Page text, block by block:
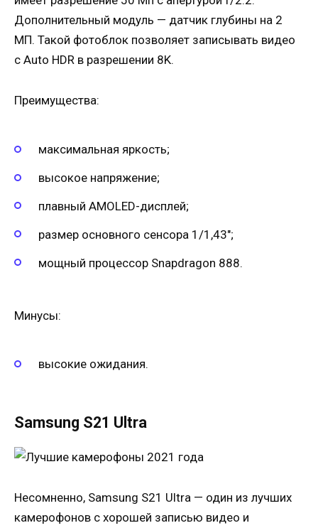
Дополнительный модуль — датчик глубины на 2
МП. Такой фотоблок позволяет записывать видео
с Auto HDR в разрешении 8K.
Преимущества:
максимальная яркость;
высокое напряжение;
плавный AMOLED-дисплей;
размер основного сенсора 1/1,43″;
мощный процессор Snapdragon 888.
Минусы:
высокие ожидания.
Samsung S21 Ultra
Несомненно, Samsung S21 Ultra — один из лучших
камерофонов с хорошей записью видео и